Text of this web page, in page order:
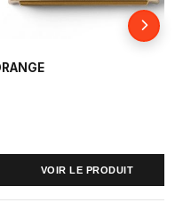
VOIR LE PRODUIT